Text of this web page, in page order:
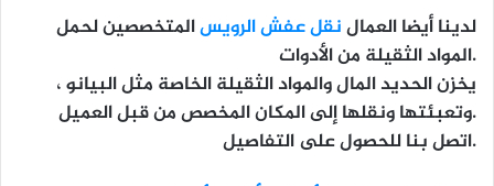
لدينا أيضا العمالنقل عفش الرويسالمتخصصين لحمل
المواد الثقيلة من الأدوات.
يخزن الحديد المال والمواد الثقيلة الخاصة مثل البيانو ،
وتعبئتها ونقلها إلى المكان المخصص من قبل العميل.
اتصل بنا للحصول على التفاصيل.